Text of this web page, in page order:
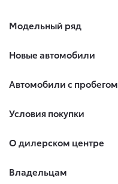
Модельный ряд
Новые автомобили
Автомобили с пробегом
Условия покупки
О дилерском центре
Владельцам